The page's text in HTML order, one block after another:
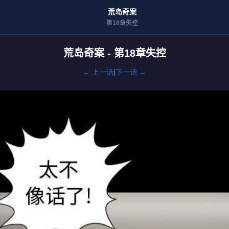
荒岛奇案
第18章失控
荒岛奇案 - 第18章失控
← 上一话|下一话 →